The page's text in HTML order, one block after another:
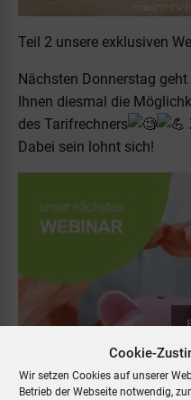
Cookie-
Wir setzen Cookies auf unserer
Betrieb der Webseite notwendig,
Teil 2 unsere exklusiven
Nächsten Donnerstag
Ihnen diesmal die
des Tarifrechners
Dabei sein lohnt sich!